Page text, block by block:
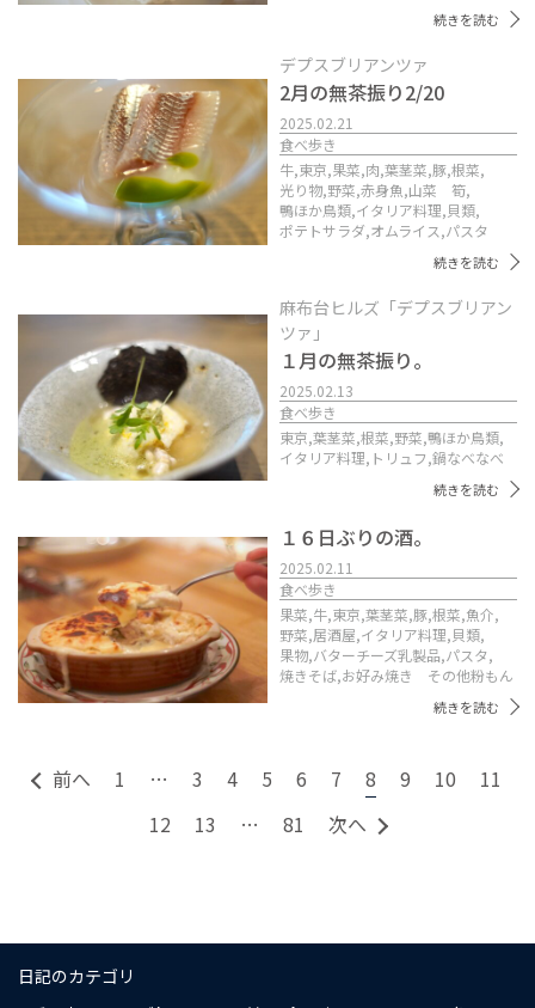
続きを読む
デプスブリアンツァ
2月の無茶振り2/20
2025.02.21
食べ歩き
牛,東京,果菜,肉,葉茎菜,豚,根菜,
光り物,野菜,赤身魚,山菜 筍,
鴨ほか鳥類,イタリア料理,貝類,
ポテトサラダ,オムライス,パスタ
続きを読む
麻布台ヒルズ「デプスブリアン
ツァ」
１月の無茶振り。
2025.02.13
食べ歩き
東京,葉茎菜,根菜,野菜,鴨ほか鳥類,
イタリア料理, トリュフ,鍋なべなべ
続きを読む
１６日ぶりの酒。
2025.02.11
食べ歩き
果菜,牛,東京,葉茎菜,豚,根菜,魚介,
野菜,居酒屋,イタリア料理,貝類,
果物,バターチーズ乳製品,パスタ,
焼きそば,お好み焼き その他粉もん
続きを読む
前へ 1 … 3 4 5 6 7 8 9 10
11
12
13 … 81 次へ
日記のカテゴリ